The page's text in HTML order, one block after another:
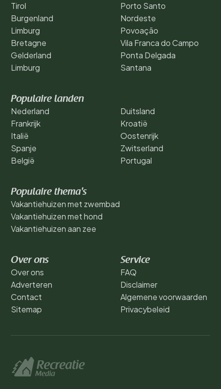
Tirol
Burgenland
Limburg
Bretagne
Gelderland
Limburg
Porto Santo
Nordeste
Povoação
Vila Franca do Campo
Ponta Delgada
Santana
Populaire landen
Nederland
Frankrijk
Italië
Spanje
België
Duitsland
Kroatië
Oostenrijk
Zwitserland
Portugal
Populaire thema's
Vakantiehuizen met zwembad
Vakantiehuizen met hond
Vakantiehuizen aan zee
Over ons
Over ons
Adverteren
Contact
Sitemap
Service
FAQ
Disclaimer
Algemene voorwaarden
Privacybeleid